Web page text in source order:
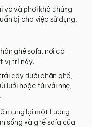
vỏ và phơi khô chúng
bị cho việc sử dụng.
ghế sofa, nơi có
vị trí này.
cây dưới chân ghế,
lưới hoặc túi vải nhẹ,
mang lại một hương
sống và ghế sofa của